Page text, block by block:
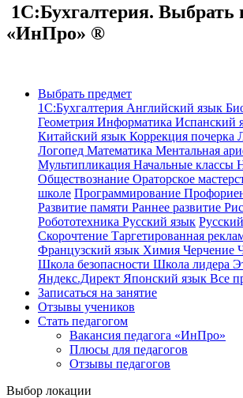
1С:Бухгалтерия. Выбрать
«ИнПро» ®
Выбрать предмет
1С:Бухгалтерия Английский язык
Геометрия Информатика Испанский
Китайский язык Коррекция почерка
Логопед Математика Ментальная
Мультипликация Начальные классы
Обществознание Ораторское
школе Программирование
Развитие памяти Раннее развитие
Робототехника Русский язык
Скорочтение Таргетированная
Французский язык Химия Черчение
Школа безопасности Школа лидера
Яндекс.Директ Японский язык Все
Записаться на занятие
Отзывы учеников
Стать педагогом
Вакансия педагога «ИнПро»
Плюсы для педагогов
Отзывы педагогов
Выбор локации